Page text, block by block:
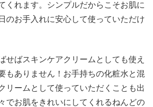
くれます。シンプルだからこそお肌に
のお手入れに安心して使っていただけ
せばスキンケアクリームとしても使え
もありません！お手持ちの化粧水と混
リームとして使っていただくことも出
でお肌をきれいにしてくれるねんどの